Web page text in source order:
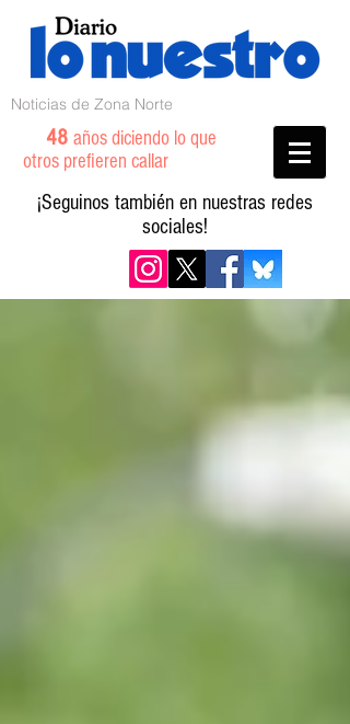
Noticias de Zona Norte
48 años diciendo lo que
otros prefieren callar
¡Seguinos también en nuestras redes
sociales!